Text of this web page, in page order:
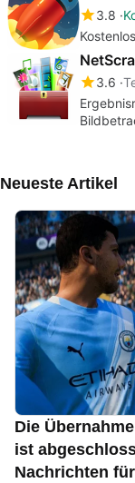
3.8
3.6
Neueste Artikel
Die
ist
Nachrichten